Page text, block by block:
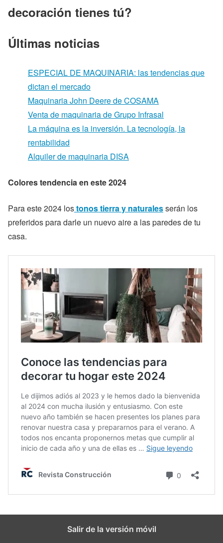
decoración tienes tú?
Últimas noticias
ESPECIAL DE MAQUINARIA: las tendencias que
dictan el mercado
Maquinaria John Deere de COSAMA
Venta de maquinaria de Grupo Infrasal
La máquina es la inversión. La tecnología, la
rentabilidad
Alquiler de maquinaria DISA
Colores tendencia en este 2024
Para este 2024 lostonos tierra y naturalesserán los
preferidos para darle un nuevo aire a las paredes de tu
casa.
Salir de la versión móvil